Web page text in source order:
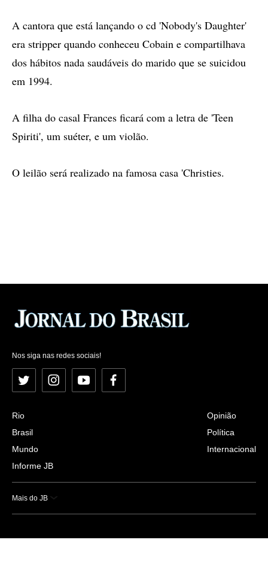
A cantora que está lançando o cd 'Nobody's Daughter'
era stripper quando conheceu Cobain e compartilhava
dos hábitos nada saudáveis do marido que se suicidou
em 1994.
A filha do casal Frances ficará com a letra de 'Teen
Spiriti', um suéter, e um violão.
O leilão será realizado na famosa casa 'Christies.
Nos siga nas redes sociais!
Twitter InstagramYouTubeFacebook
Rio
Brasil
Mundo
Informe JB
Opinião
Política
Internacional
Mais do JB
Esportes